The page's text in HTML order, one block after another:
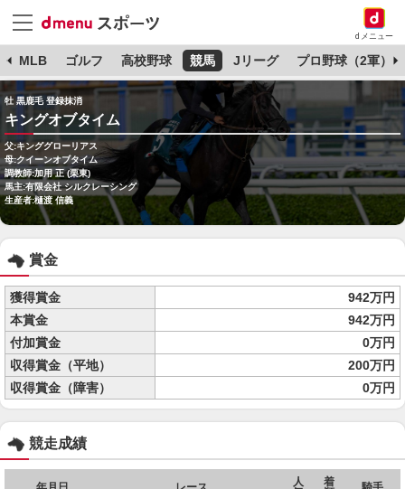
dメニュー
MLB ゴルフ 高校野球 競馬 Jリーグ プロ野球（2軍）
牡 黒鹿毛 登録抹消
キングオブタイム
父:キンググローリアス
母:クイーンオブタイム
調教師:加用 正 (栗東)
馬主:有限会社 シルクレーシング
生産者:樋渡 信義
賞金
獲得賞金
942万円
本賞金
942万円
付加賞金
0万円
収得賞金（平地）
200万円
収得賞金（障害）
0万円
競走成績
人
着